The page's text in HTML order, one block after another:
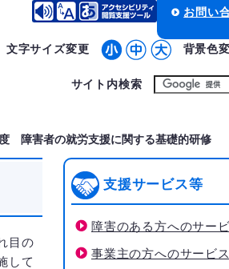
お問い
文字サイズ変更 背景色
サイト内検索
障害者の就労支援に関する基礎的研修
目の
して
支援サービス等
障害のある方へのサー
事業主の方へのサービス